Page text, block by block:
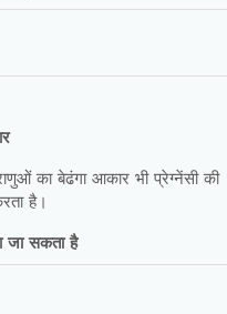
का बेढंगा आकार भी प्रेग्नेंसी की
है।
जा सकता है